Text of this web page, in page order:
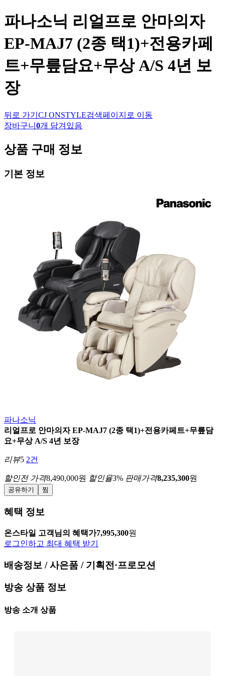
파나소닉 리얼프로 안마의자
EP-MAJ7 (2종 택1)+전용카페
트+무릎담요+무상 A/S 4년 보
장
뒤로 가기 CJ ONSTYLE검색페이지로 이동
장바구니 0개 담겨있음
상품 구매 정보
기본 정보
파나소닉
리얼프로 안마의자 EP-MAJ7 (2종 택1)+전용카페트+무릎담
요+무상 A/S 4년 보장
리뷰5 2건
할인전 가격8,490,000원 할인율3% 판매가격8,235,300원
공유하기 찜
혜택 정보
온스타일 고객님의 혜택가7,995,300원
로그인하고 최대 혜택 받기
배송정보 / 사은품 / 기획전·프로모션
방송 상품 정보
방송 소개 상품